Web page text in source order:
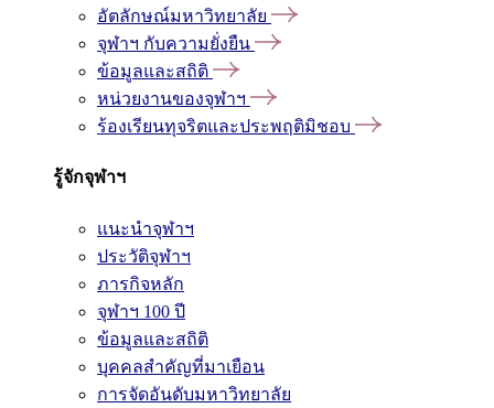
อัตลักษณ์มหาวิทยาลัย
จุฬาฯ กับความยั่งยืน
ข้อมูลและสถิติ
หน่วยงานของจุฬาฯ
ร้องเรียนทุจริตและประพฤติมิชอบ
รู้จักจุฬาฯ
แนะนำจุฬาฯ
ประวัติจุฬาฯ
ภารกิจหลัก
จุฬาฯ 100 ปี
ข้อมูลและสถิติ
บุคคลสำคัญที่มาเยือน
การจัดอันดับมหาวิทยาลัย